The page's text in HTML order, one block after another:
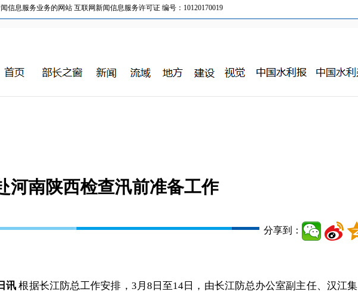
信息服务业务的网站 互联网新闻信息服务许可证 编号：10120170019
河南陕西检查汛前准备工作
分享到：
讯 根据长江防总工作安排，3月8日至14日，由长江防总办公室副主任、汉江集